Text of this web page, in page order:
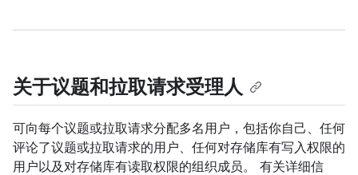
关于议题和拉取请求受理人
可向每个议题或拉取请求分配多名用户，包括你自己、任何
评论了议题或拉取请求的用户、任何对存储库有写入权限的
用户以及对存储库有读取权限的组织成员。 有关详细信